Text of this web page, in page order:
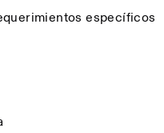
específicos